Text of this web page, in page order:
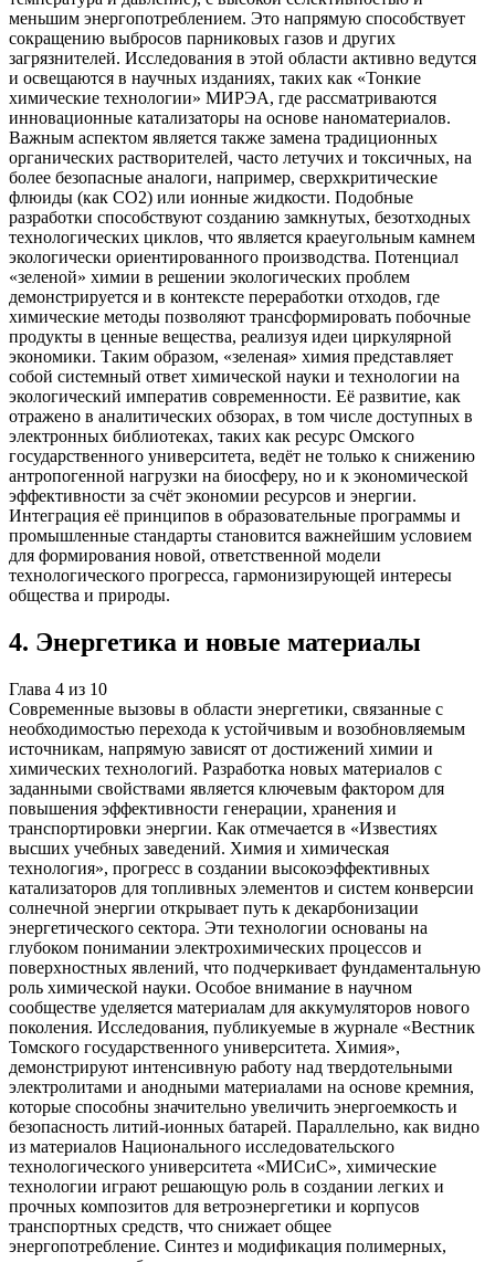
меньшим энергопотреблением. Это напрямую способствует
сокращению выбросов парниковых газов и других
загрязнителей. Исследования в этой области активно ведутся
и освещаются в научных изданиях, таких как «Тонкие
химические технологии» МИРЭА, где рассматриваются
инновационные катализаторы на основе наноматериалов.
Важным аспектом является также замена традиционных
органических растворителей, часто летучих и токсичных, на
более безопасные аналоги, например, сверхкритические
флюиды (как CO2) или ионные жидкости. Подобные
разработки способствуют созданию замкнутых, безотходных
технологических циклов, что является краеугольным камнем
экологически ориентированного производства. Потенциал
«зеленой» химии в решении экологических проблем
демонстрируется и в контексте переработки отходов, где
химические методы позволяют трансформировать побочные
продукты в ценные вещества, реализуя идеи циркулярной
экономики. Таким образом, «зеленая» химия представляет
собой системный ответ химической науки и технологии на
экологический императив современности. Её развитие, как
отражено в аналитических обзорах, в том числе доступных в
электронных библиотеках, таких как ресурс Омского
государственного университета, ведёт не только к снижению
антропогенной нагрузки на биосферу, но и к экономической
эффективности за счёт экономии ресурсов и энергии.
Интеграция её принципов в образовательные программы и
промышленные стандарты становится важнейшим условием
для формирования новой, ответственной модели
технологического прогресса, гармонизирующей интересы
общества и природы.
4. Энергетика и новые материалы
Глава 4 из 10
Современные вызовы в области энергетики, связанные с
необходимостью перехода к устойчивым и возобновляемым
источникам, напрямую зависят от достижений химии и
химических технологий. Разработка новых материалов с
заданными свойствами является ключевым фактором для
повышения эффективности генерации, хранения и
транспортировки энергии. Как отмечается в «Известиях
высших учебных заведений. Химия и химическая
технология», прогресс в создании высокоэффективных
катализаторов для топливных элементов и систем конверсии
солнечной энергии открывает путь к декарбонизации
энергетического сектора. Эти технологии основаны на
глубоком понимании электрохимических процессов и
поверхностных явлений, что подчеркивает фундаментальную
роль химической науки. Особое внимание в научном
сообществе уделяется материалам для аккумуляторов нового
поколения. Исследования, публикуемые в журнале «Вестник
Томского государственного университета. Химия»,
демонстрируют интенсивную работу над твердотельными
электролитами и анодными материалами на основе кремния,
которые способны значительно увеличить энергоемкость и
безопасность литий-ионных батарей. Параллельно, как видно
из материалов Национального исследовательского
технологического университета «МИСиС», химические
технологии играют решающую роль в создании легких и
прочных композитов для ветроэнергетики и корпусов
транспортных средств, что снижает общее
энергопотребление. Синтез и модификация полимерных,